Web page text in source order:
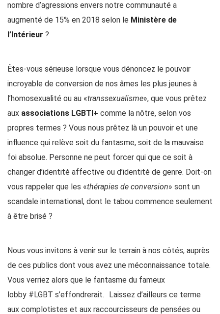
nombre d’agressions envers notre communauté a
augmenté de 15% en 2018 selon le Ministère de
l’Intérieur ?
Êtes-vous sérieuse lorsque vous dénoncez le pouvoir
incroyable de conversion de nos âmes les plus jeunes à
l’homosexualité ou au «transsexualisme», que vous prêtez
aux associations LGBTI+ comme la nôtre, selon vos
propres termes ? Vous nous prêtez là un pouvoir et une
influence qui relève soit du fantasme, soit de la mauvaise
foi absolue. Personne ne peut forcer qui que ce soit à
changer d’identité affective ou d’identité de genre. Doit-on
vous rappeler que les «thérapies de conversion» sont un
scandale international, dont le tabou commence seulement
à être brisé ?
Nous vous invitons à venir sur le terrain à nos côtés, auprès
de ces publics dont vous avez une méconnaissance totale.
Vous verriez alors que le fantasme du fameux
lobby #LGBT s’effondrerait. Laissez d’ailleurs ce terme
aux complotistes et aux raccourcisseurs de pensées ou